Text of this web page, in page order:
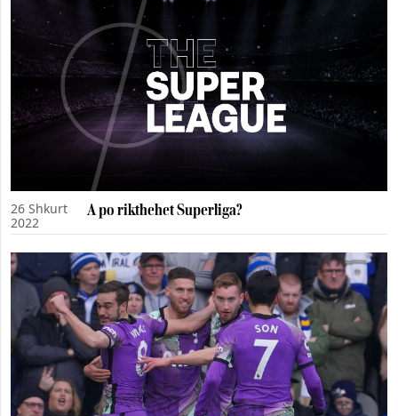
26 Shkurt
2022
A po rikthehet Superliga?